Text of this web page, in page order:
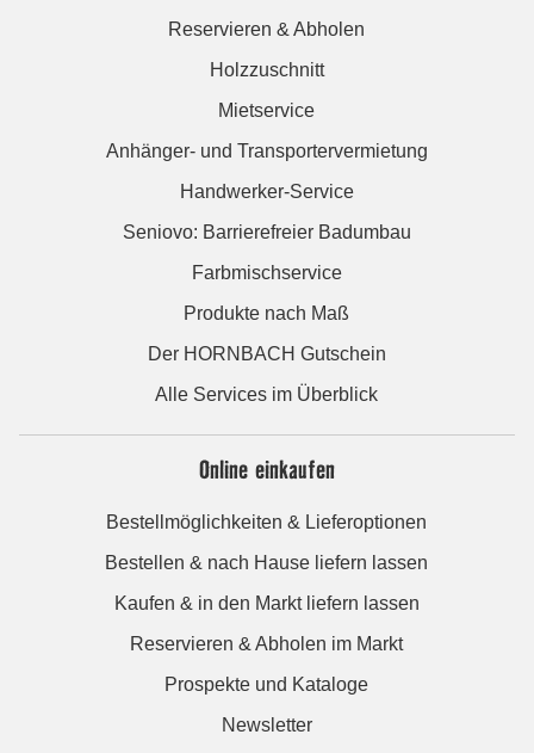
Reservieren & Abholen
Holzzuschnitt
Mietservice
Anhänger- und Transportervermietung
Handwerker-Service
Seniovo: Barrierefreier Badumbau
Farbmischservice
Produkte nach Maß
Der HORNBACH Gutschein
Alle Services im Überblick
Online einkaufen
Bestellmöglichkeiten & Lieferoptionen
Bestellen & nach Hause liefern lassen
Kaufen & in den Markt liefern lassen
Reservieren & Abholen im Markt
Prospekte und Kataloge
Newsletter